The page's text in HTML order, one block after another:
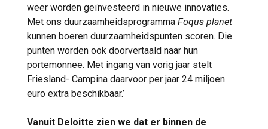
weer worden geïnvesteerd in nieuwe innovaties.
Met ons duurzaamheidsprogramma Foqus planet
kunnen boeren duurzaamheidspunten scoren. Die
punten worden ook doorvertaald naar hun
portemonnee. Met ingang van vorig jaar stelt
Friesland- Campina daarvoor per jaar 24 miljoen
euro extra beschikbaar.’
Vanuit Deloitte zien we dat er binnen de